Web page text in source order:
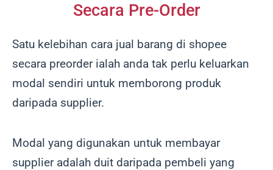
Secara Pre-Order
Satu kelebihan cara jual barang di shopee
secara preorder ialah anda tak perlu keluarkan
modal sendiri untuk memborong produk
daripada supplier.
Modal yang digunakan untuk membayar
supplier adalah duit daripada pembeli yang